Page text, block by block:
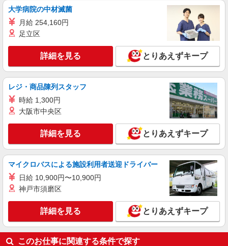
有）★ ゜・。○。・゜+゜・。○。・゜+゜
キープ 詳細を見る
派遣社員
株式会社シエロ
スマホ携帯販売【ソフトバンク】
時給1600円〜 ※別途インセンティブ、職能評
価制度あり ※残業代支給 ★交通費別途支給（規定
社祝い金10万円支給(規定有) お友達を紹介頂くと,
可能（規程有）★ ゜・。○。・゜+゜・。○。・゜
岐阜県岐阜市の商業施設
キープ 詳細を見る
紹介予定派遣
【ソフトバンク】の店舗スタッフ
時給1500円〜1600円（経験・能力による） ※
残業代支給 ★交通費別途支給（規定あり） ゜
+゜・。○。・゜+゜・。○。・゜+゜ 入社祝い金10
ィブ支給(規定有) ★月2回払い・週払い可能（規程
有）★ ゜・。○。・゜+゜・。○。・゜+゜
岐阜県岐阜市のsoftbankショップ
キープ 詳細を見る
大学病院の中材滅菌
月給 254,160円
足立区
詳細を見る とりあえずキープ
レジ・商品陳列スタッフ
時給 1,300円
大阪市中央区
詳細を見る とりあえずキープ
マイクロバスによる施設利用者送迎ドライバー
日給 10,900円〜10,900円
神戸市須磨区
詳細を見る とりあえずキープ
このお仕事に関連する条件で探す